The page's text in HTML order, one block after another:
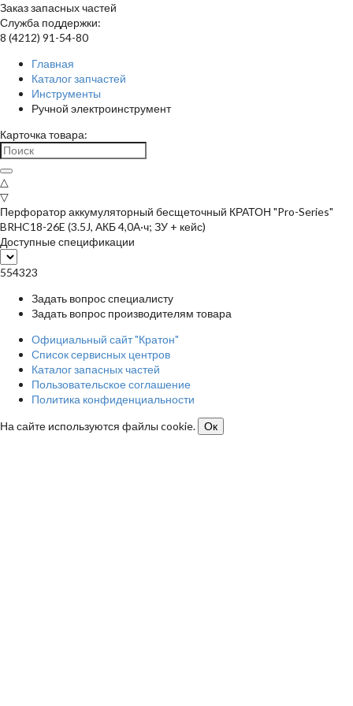
Заказ запасных частей
Служба поддержки:
8 (4212) 91-54-80
Главная
Каталог запчастей
Инструменты
Ручной электроинструмент
Карточка товара:
△
▽
Перфоратор аккумуляторный бесщеточный КРАТОН "Pro-Series"
BRHC18-26E (3.5J, АКБ 4,0А·ч; ЗУ + кейс)
Доступные спецификации
554323
Задать вопрос специалисту
Задать вопрос производителям товара
Официальный сайт "Кратон"
Список сервисных центров
Каталог запасных частей
Пользовательское соглашение
Политика конфиденциальности
На сайте используются файлы cookie.
Ок